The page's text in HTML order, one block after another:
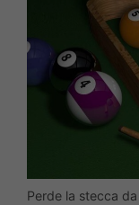
Perde la stecca